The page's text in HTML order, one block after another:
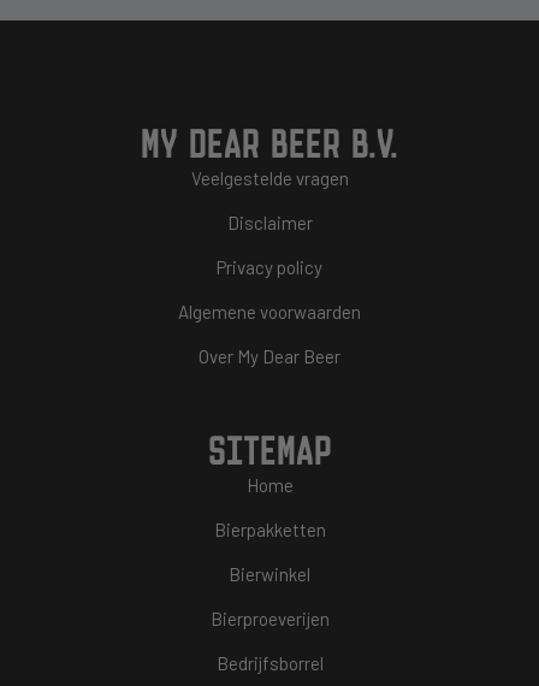
MY DEAR BEER B.V.
Veelgestelde vragen
Disclaimer
Privacy policy
Algemene voorwaarden
Over My Dear Beer
SITEMAP
Home
Bierpakketten
Bierwinkel
Bierproeverijen
Bedrijfsborrel